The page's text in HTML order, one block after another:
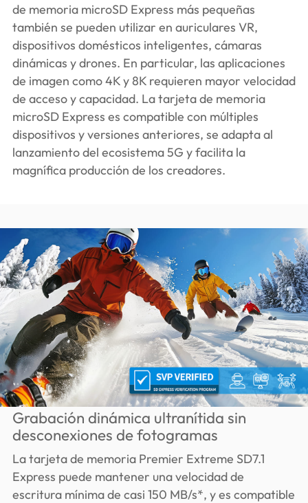
de memoria microSD Express más pequeñas
también se pueden utilizar en auriculares VR,
dispositivos domésticos inteligentes, cámaras
dinámicas y drones. En particular, las aplicaciones
de imagen como 4K y 8K requieren mayor velocidad
de acceso y capacidad. La tarjeta de memoria
microSD Express es compatible con múltiples
dispositivos y versiones anteriores, se adapta al
lanzamiento del ecosistema 5G y facilita la
magnífica producción de los creadores.
Grabación dinámica ultranítida sin
desconexiones de fotogramas
La tarjeta de memoria Premier Extreme SD7.1
Express puede mantener una velocidad de
escritura mínima de casi 150 MB/s*, y es compatible